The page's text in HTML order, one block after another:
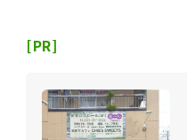
[PR]